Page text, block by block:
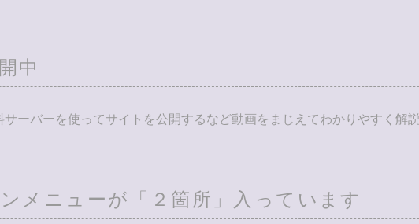
中
ーバーを使ってサイトを公開するなど動画をまじえてわかりやすく解説
メニューが「２箇所」入っています